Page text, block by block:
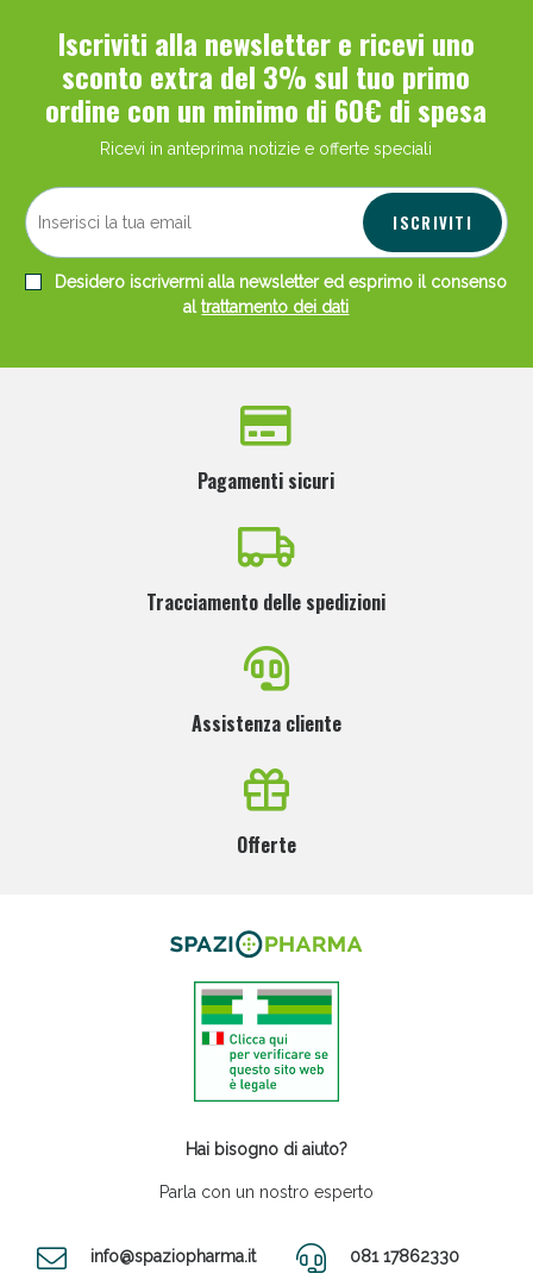
Iscriviti alla newsletter e ricevi uno
sconto extra del 3% sul tuo primo
ordine con un minimo di 60€ di spesa
Ricevi in anteprima notizie e offerte speciali
ISCRIVITI
Desidero iscrivermi alla newsletter ed esprimo il consenso
altrattamento dei dati
Pagamenti sicuri
Tracciamento delle spedizioni
Assistenza cliente
Offerte
Hai bisogno di aiuto?
Parla con un nostro esperto
info@spaziopharma.it 081 17862330